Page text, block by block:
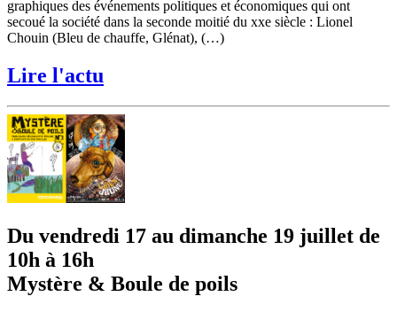
graphiques des événements politiques et économiques qui ont
secoué la société dans la seconde moitié du xxe siècle : Lionel
Chouin (Bleu de chauffe, Glénat), (…)
Lire l'actu
Du vendredi 17 au dimanche 19 juillet de
10h à 16h
Mystère & Boule de poils